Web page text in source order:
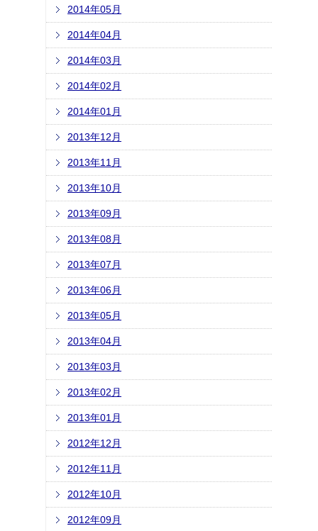
2014年05月
2014年04月
2014年03月
2014年02月
2014年01月
2013年12月
2013年11月
2013年10月
2013年09月
2013年08月
2013年07月
2013年06月
2013年05月
2013年04月
2013年03月
2013年02月
2013年01月
2012年12月
2012年11月
2012年10月
2012年09月